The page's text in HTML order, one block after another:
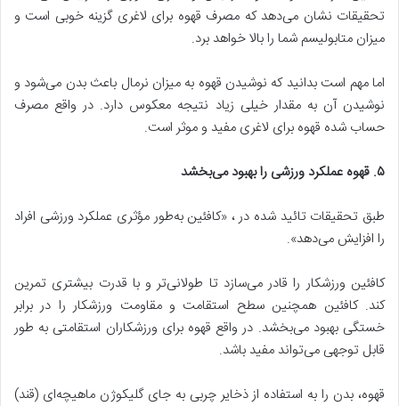
تحقیقات نشان می‌دهد که مصرف قهوه برای لاغری گزینه خوبی است و
میزان متابولیسم شما را بالا خواهد برد.
اما مهم است بدانید که نوشیدن قهوه به میزان نرمال باعث بدن می‌شود و
نوشیدن آن به مقدار خیلی زیاد نتیجه معکوس دارد. در واقع مصرف
حساب شده قهوه برای لاغری مفید و موثر است.
۵. قهوه عملکرد ورزشی را بهبود می‌بخشد
طبق تحقیقات تائید شده در ، «کافئین به‌طور مؤثری عملکرد ورزشی افراد
را افزایش می‌دهد».
کافئین ورزشکار را قادر می‌سازد تا طولانی‌تر و با قدرت بیشتری تمرین
کند. کافئین همچنین سطح استقامت و مقاومت ورزشکار را در برابر
خستگی بهبود می‌بخشد. در واقع قهوه برای ورزشکاران استقامتی به طور
قابل توجهی می‌تواند مفید باشد.
قهوه، بدن را به استفاده از ذخایر چربی به جای گلیکوژن ماهیچه‌ای (قند)